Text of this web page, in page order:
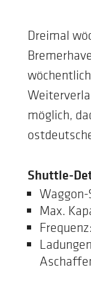
Dreimal
möglich,
Shuttle-
Waggon-
Max.